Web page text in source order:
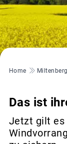
Pfadnavigation
Home Miltenberg
Das ist
Jetzt gilt es